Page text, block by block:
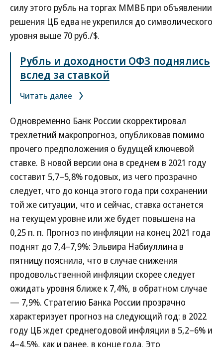
силу этого рубль на торгах ММВБ при объявлении
решения ЦБ едва не укрепился до символического
уровня выше 70 руб./$.
Рубль и доходности ОФЗ поднялись
вслед за ставкой
Читать далее
Одновременно Банк России скорректировал
трехлетний макропрогноз, опубликовав помимо
прочего предположения о будущей ключевой
ставке. В новой версии она в среднем в 2021 году
составит 5,7–5,8% годовых, из чего прозрачно
следует, что до конца этого года при сохранении
той же ситуации, что и сейчас, ставка останется
на текущем уровне или же будет повышена на
0,25 п. п. Прогноз по инфляции на конец 2021 года
поднят до 7,4–7,9%: Эльвира Набиуллина в
пятницу пояснила, что в случае снижения
продовольственной инфляции скорее следует
ожидать уровня ближе к 7,4%, в обратном случае
— 7,9%. Стратегию Банка России прозрачно
характеризует прогноз на следующий год: в 2022
году ЦБ ждет среднегодовой инфляции в 5,2–6% и
4–4,5%, как и ранее, в конце года. Это